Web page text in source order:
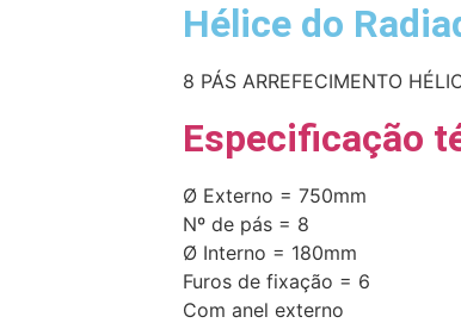
Hélice do
8 PÁS ARREFECIMENTO
Especificação
Ø Externo = 750mm
Nº de pás = 8
Ø Interno = 180mm
Furos de fixação = 6
Com anel externo